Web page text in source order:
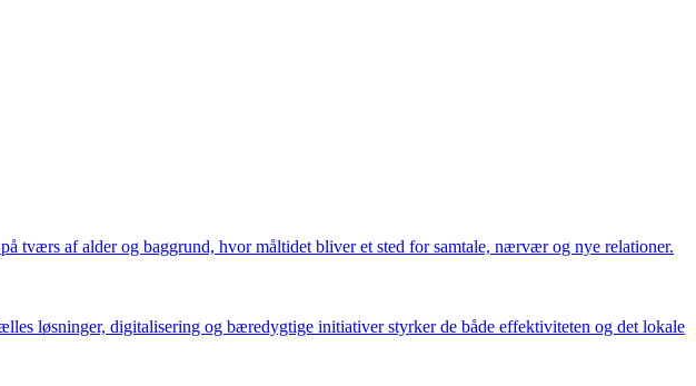
tværs af alder og baggrund, hvor måltidet bliver et sted for samtale, nærvær og nye relationer.
løsninger, digitalisering og bæredygtige initiativer styrker de både effektiviteten og det lokale